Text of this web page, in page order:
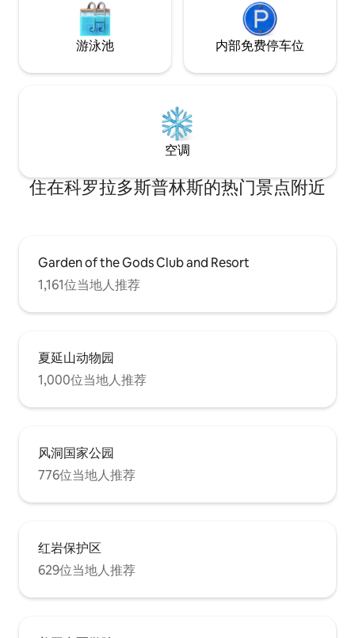
游泳池 内部免费停车位
空调
住在科罗拉多斯普林斯的热门景点附近
Garden of the Gods Club and Resort
1,161位当地人推荐
夏延山动物园
1,000位当地人推荐
风洞国家公园
776位当地人推荐
红岩保护区
629位当地人推荐